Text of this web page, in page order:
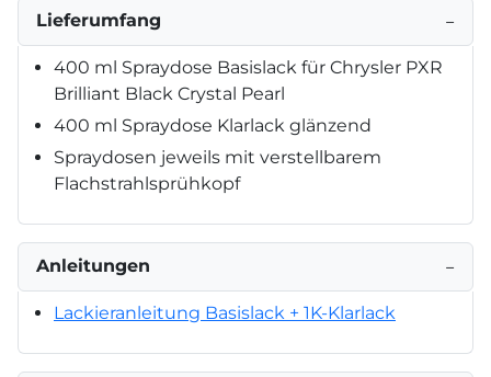
Lieferumfang −
400 ml Spraydose Basislack für Chrysler PXR
Brilliant Black Crystal Pearl
400 ml Spraydose Klarlack glänzend
Spraydosen jeweils mit verstellbarem
Flachstrahlsprühkopf
Anleitungen −
Lackieranleitung Basislack + 1K-Klarlack